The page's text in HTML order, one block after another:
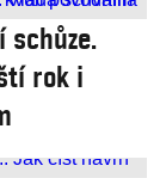
schůze.
rok i